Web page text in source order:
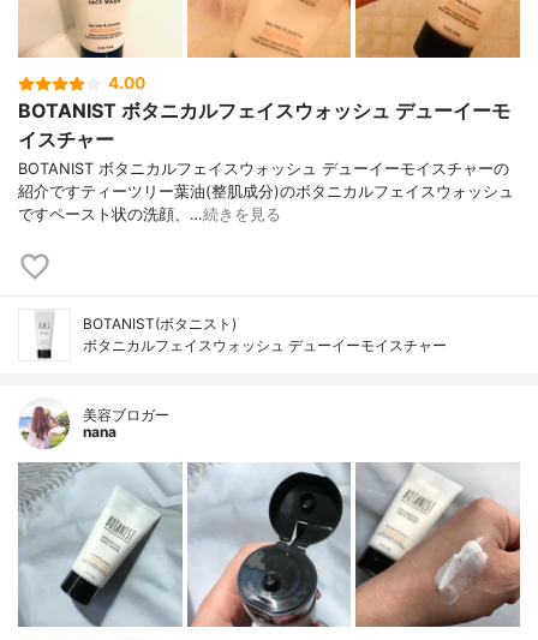
4.00
BOTANIST ボタニカルフェイスウォッシュ デューイーモ
イスチャー
BOTANIST ボタニカルフェイスウォッシュ デューイーモイスチャーの
紹介ですティーツリー葉油(整肌成分)のボタニカルフェイスウォッシュ
ですペースト状の洗顔、…続きを見る
BOTANIST(ボタニスト)
ボタニカルフェイスウォッシュ デューイーモイスチャー
美容ブロガー
nana